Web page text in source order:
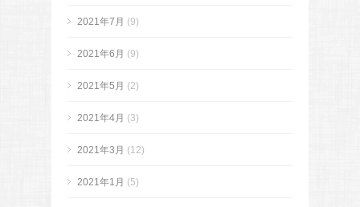
2021年7月 (9)
2021年6月 (9)
2021年5月 (2)
2021年4月 (3)
2021年3月 (12)
2021年1月 (5)